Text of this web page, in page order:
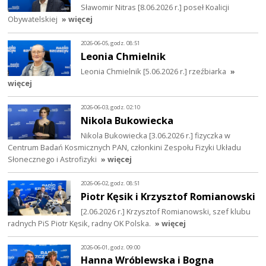
Sławomir Nitras [8.06.2026 r.] poseł Koalicji
Obywatelskiej » więcej
2026-06-05, godz. 08:51
Leonia Chmielnik
Leonia Chmielnik [5.06.2026 r.] rzeźbiarka »
więcej
2026-06-03, godz. 02:10
Nikola Bukowiecka
Nikola Bukowiecka [3.06.2026 r.] fizyczka w
Centrum Badań Kosmicznych PAN, członkini Zespołu Fizyki Układu
Słonecznego i Astrofizyki » więcej
2026-06-02, godz. 08:51
Piotr Kęsik i Krzysztof Romianowski
[2.06.2026 r.] Krzysztof Romianowski, szef klubu
radnych PiS Piotr Kęsik, radny OK Polska. » więcej
2026-06-01, godz. 09:00
Hanna Wróblewska i Bogna